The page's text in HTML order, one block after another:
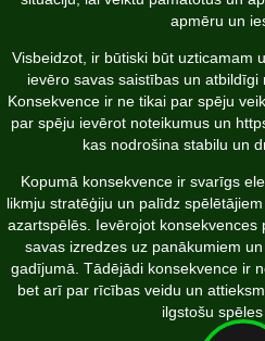
apmēru un
Visbeidzot, ir būtiski būt uzticamam
ievēro savas saistības un atbildīgi
Konsekvence ir ne tikai par spēju
par spēju ievērot noteikumus un
kas nodrošina stabilu un
Kopumā konsekvence ir svarīgs
likmju stratēģiju un palīdz
azartspēlēs. Ievērojot konsekvences
savas izredzes uz panākumiem
gadījumā. Tādējādi konsekvence ir
bet arī par rīcības veidu un
ilgstošu spēles